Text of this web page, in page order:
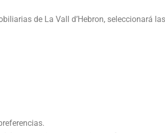
de La Vall d’Hebron, seleccionará